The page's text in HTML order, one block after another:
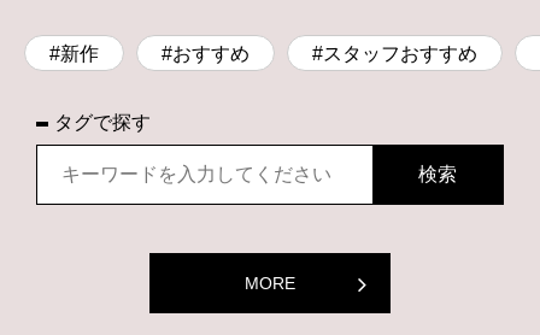
#新作 #おすすめ #スタッフおすすめ
タグで探す
MORE